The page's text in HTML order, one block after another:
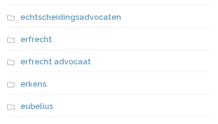
echtscheidingsadvocaten
erfrecht
erfrecht advocaat
erkens
eubelius